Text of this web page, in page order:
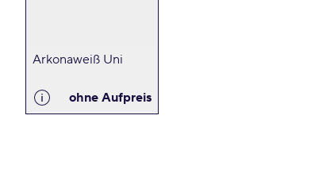
Arkonaweiß Uni
ohne Aufpreis